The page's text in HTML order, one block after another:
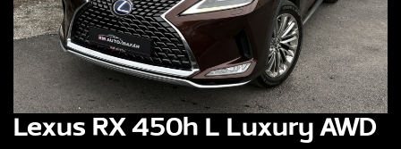
Lexus RX 450h L Luxury AWD